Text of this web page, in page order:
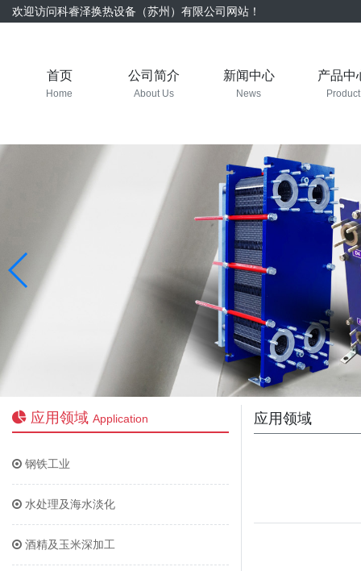
欢迎访问科睿泽换热设备（苏州）有限公司网站！
首页
Home
公司简介
About Us
新闻中心
News
产品中
Product
应用领域 Application
钢铁工业
水处理及海水淡化
酒精及玉米深加工
应用领域